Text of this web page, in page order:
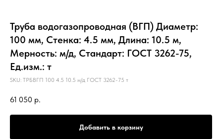
Труба водогазопроводная (ВГП) Диаметр:
100 мм, Стенка: 4.5 мм, Длина: 10.5 м,
Мерность: м/д, Стандарт: ГОСТ 3262-75,
Ед.изм.: т
SKU: ТРБВГП 100 4.5 10.5 м/д ГОСТ 3262-75 т
61 050 р.
Добавить в корзину